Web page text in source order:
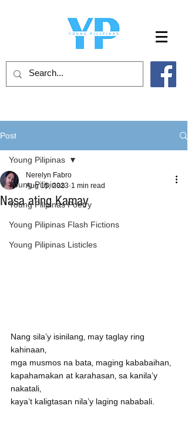
Post
Young Pilipinas
Young Pilipinas Poetry
Young Pilipinas Flash Fictions
Young Pilipinas Listicles
Young Pilipinas
Nasa ating Kamay
Nerelyn Fabro
Aug 15, 2023 1 min read
Nang sila’y isinilang‚ may taglay ring
kahinaan‚
mga musmos na bata‚ maging kababaihan‚
kapahamakan at karahasan‚ sa kanila’y
nakatali‚
kaya’t kaligtasan nila’y laging nababali.